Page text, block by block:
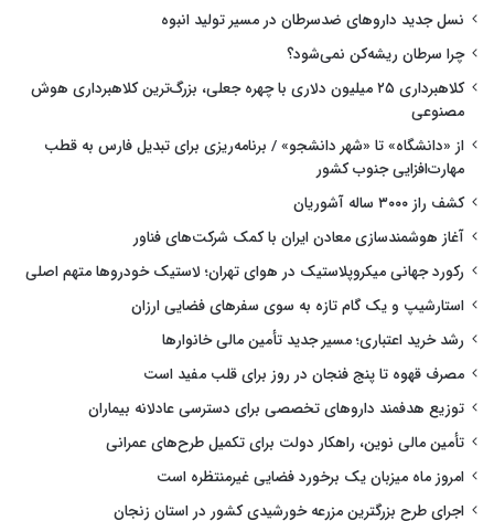
نسل جدید داروهای ضدسرطان در مسیر تولید انبوه
چرا سرطان ریشه‌کن نمی‌شود؟
کلاهبرداری ۲۵ میلیون دلاری با چهره جعلی، بزرگ‌ترین کلاهبرداری هوش
مصنوعی
از «دانشگاه» تا «شهر دانشجو» / برنامه‌ریزی برای تبدیل فارس به قطب
مهارت‌افزایی جنوب کشور
کشف راز ۳۰۰۰ ساله آشوریان
آغاز هوشمندسازی معادن ایران با کمک شرکت‌های فناور
رکورد جهانی میکروپلاستیک در هوای تهران؛ لاستیک خودروها متهم اصلی
استارشیپ و یک گام تازه به سوی سفرهای فضایی ارزان
رشد خرید اعتباری؛ مسیر جدید تأمین مالی خانوارها
مصرف قهوه تا پنج فنجان در روز برای قلب مفید است
توزیع هدفمند داروهای تخصصی برای دسترسی عادلانه بیماران
تأمین مالی نوین، راهکار دولت برای تکمیل طرح‌های عمرانی
امروز ماه میزبان یک برخورد فضایی غیرمنتظره است
اجرای طرح بزرگترین مزرعه خورشیدی کشور در استان زنجان